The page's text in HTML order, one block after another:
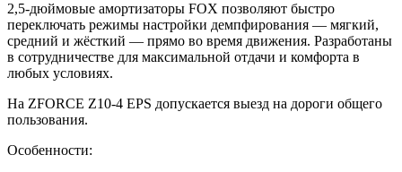
2,5-дюймовые амортизаторы FOX позволяют быстро
переключать режимы настройки демпфирования — мягкий,
средний и жёсткий — прямо во время движения. Разработаны
в сотрудничестве для максимальной отдачи и комфорта в
любых условиях.
На ZFORCE Z10-4 EPS допускается выезд на дороги общего
пользования.
Особенности: